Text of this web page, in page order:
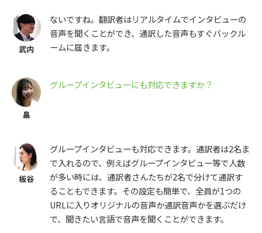
ないですね。翻訳者はリアルタイムでインタビューの
音声を聞くことができ、通訳した音声もすぐバックル
ームに届きます。
グループインタビューにも対応できますか？
グループインタビューも対応できます。通訳者は2名ま
で入れるので、例えばグループインタビュー等で人数
が多い時には、通訳者さんたちが2名で分けて通訳す
ることもできます。その設定も簡単で、全員が1つの
URLに入りオリジナルの音声か通訳音声かを選ぶだけ
で、聞きたい言語で音声を聞くことができます。